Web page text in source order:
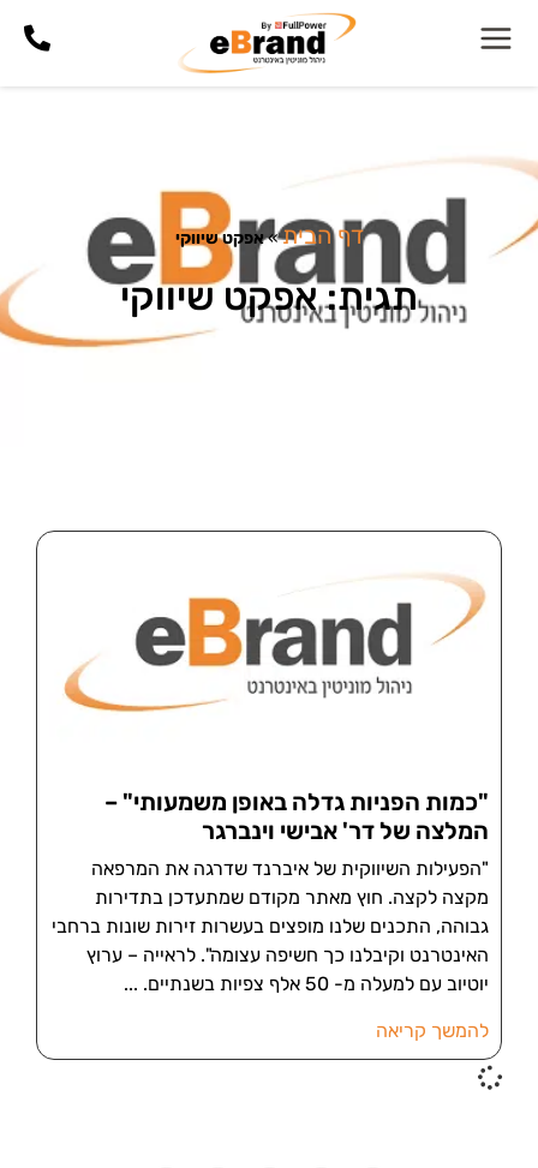
דף הבית»אפקט שיווקי
תגית: אפקט שיווקי
"כמות הפניות גדלה באופן משמעותי" –
המלצה של דר' אבישי וינברגר
"הפעילות השיווקית של איברנד שדרגה את המרפאה
מקצה לקצה. חוץ מאתר מקודם שמתעדכן בתדירות
גבוהה, התכנים שלנו מופצים בעשרות זירות שונות ברחבי
האינטרנט וקיבלנו כך חשיפה עצומה". לראייה – ערוץ
יוטיוב עם למעלה מ- 50 אלף צפיות בשנתיים.
להמשך קריאה